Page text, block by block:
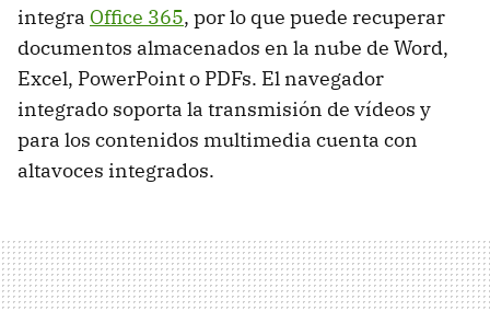
integra Office 365, por lo que puede recuperar
documentos almacenados en la nube de Word,
Excel, PowerPoint o PDFs. El navegador
integrado soporta la transmisión de vídeos y
para los contenidos multimedia cuenta con
altavoces integrados.